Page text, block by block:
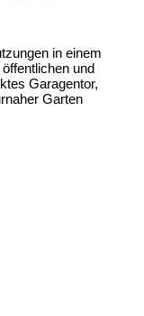
in einem
und
Garagentor,
Garten